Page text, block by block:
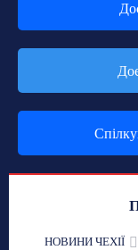
НОВИНИ ЧЕХІЇ